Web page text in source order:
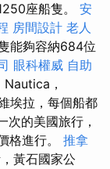
座船隻。 安
房間設計 老人
能夠容納684位
眼科權威 自助
，
埃拉，每個船都
次的美國旅行，
格進行。 推拿
黃石國家公